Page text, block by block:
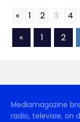
« 1 2 3 4
Berichten
«Vorige
berichten
1 2
Mediamagazine
radio, televisie, on